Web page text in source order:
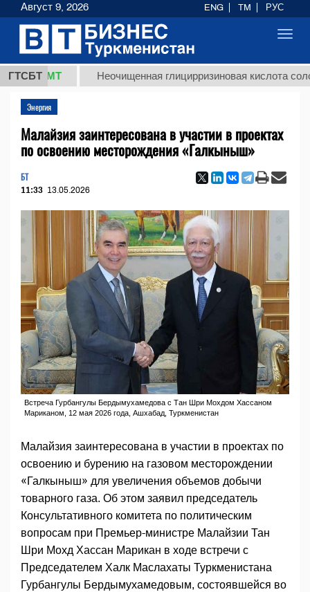
ГТСБТ
ТМТ Неочищенная глицирризиновая кислота
Энергия
Малайзия заинтересована в участии в проектах
по освоению месторождения «Галкыныш»
БТ
11:33 13.05.2026
Встреча Гурбангулы Бердымухамедова с Тан Шри Мохдом Хассаном
Мариканом, 12 мая 2026 года, Ашхабад, Туркменистан
Малайзия заинтересована в участии в проектах по
освоению и бурению на газовом месторождении
«Галкыныш» для увеличения объемов добычи
товарного газа. Об этом заявил председатель
Консультативного комитета по политическим
вопросам при Премьер-министре Малайзии Тан
Шри Мохд Хассан Марикан в ходе встречи с
Председателем Халк Маслахаты Туркменистана
Гурбангулы Бердымухамедовым, состоявшейся во
Август 9, 2026 ENG TM РУС